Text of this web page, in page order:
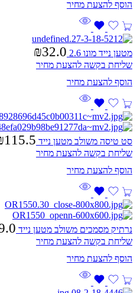
מטען נייד מונו 2.6 ₪32.0
שליחת בקשה להצעת מחיר
סט טיסה משולב מטען נייד 115.5
שליחת בקשה להצעת מחיר
נרתיק מסמכים משולב מטען נייד
שליחת בקשה להצעת מחיר